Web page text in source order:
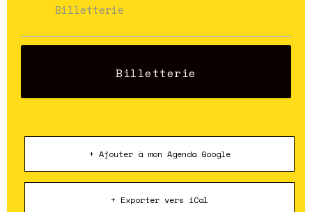
Billetterie
Billetterie
+ Ajouter à mon Agenda Google
+ Exporter vers iCal